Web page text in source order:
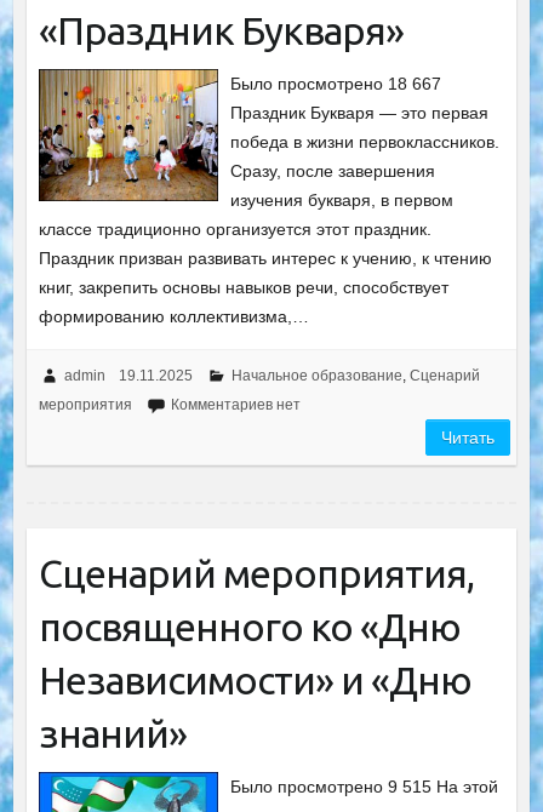
«Праздник Букваря»
Было просмотрено 18 667
Праздник Букваря — это первая
победа в жизни первоклассников.
Сразу, после завершения
изучения букваря, в первом
классе традиционно организуется этот праздник.
Праздник призван развивать интерес к учению, к чтению
книг, закрепить основы навыков речи, способствует
формированию коллективизма,…
admin 19.11.2025 Начальное образование, Сценарий
мероприятия
Комментариев нет
Читать
Сценарий мероприятия,
посвященного ко «Дню
Независимости» и «Дню
знаний»
Было просмотрено 9 515 На этой